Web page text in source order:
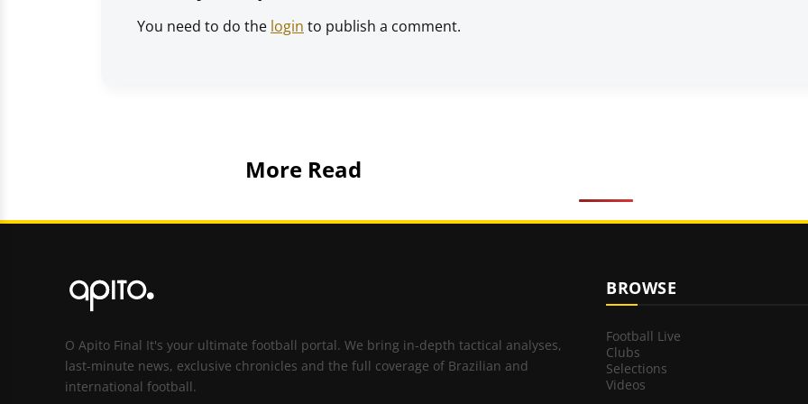
You need to do the login to publish a comment.
More Read
O Apito Final It's your ultimate football portal. We bring in-depth tactical analyses,
last-minute news, exclusive chronicles and the full coverage of Brazilian and
international football.
BROWSE
Football Live
Clubs
Selections
Videos